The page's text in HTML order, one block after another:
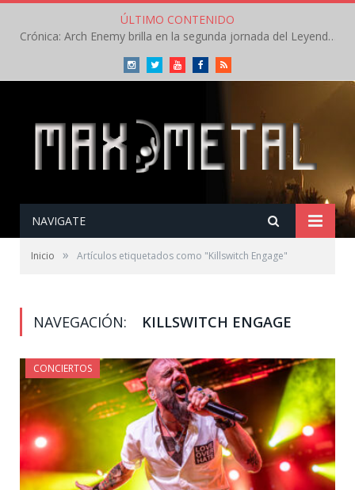
ÚLTIMO CONTENIDO
Crónica: Arch Enemy brilla en la segunda jornada del Leyendas del Rock – Jueves – Agosto 2026
InstagramTwitterYoutubeFacebookRSS
NAVIGATE
Inicio » Artículos etiquetados como "Killswitch Engage"
NAVEGACIÓN: KILLSWITCH ENGAGE
CONCIERTOS